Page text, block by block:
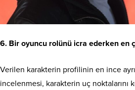
6. Bir oyuncu rolünü icra ederken en
Verilen karakterin profilinin en ince
incelenmesi, karakterin uç noktalarını